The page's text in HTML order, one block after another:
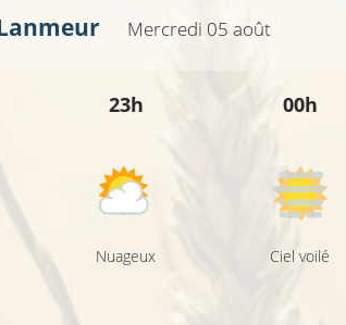
Mercredi 05 août
23h
Nuageux
00h
Ciel voilé